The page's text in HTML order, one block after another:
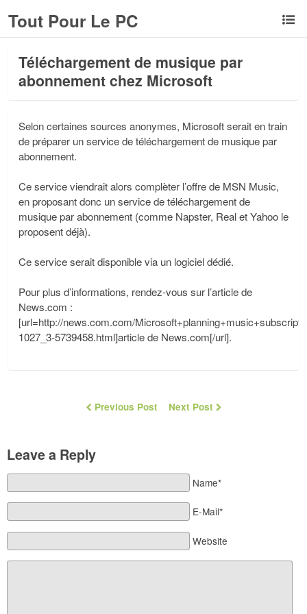
Tout Pour Le PC
Téléchargement de musique par
abonnement chez Microsoft
Selon certaines sources anonymes, Microsoft serait en train
de préparer un service de téléchargement de musique par
abonnement.
Ce service viendrait alors complèter l’offre de MSN Music,
en proposant donc un service de téléchargement de
musique par abonnement (comme Napster, Real et Yahoo le
proposent déjà).
Ce service serait disponible via un logiciel dédié.
Pour plus d’informations, rendez-vous sur l’article de
News.com :
[url=http://news.com.com/
1027_3-5739458.html]article de News.com[/url].
Previous Post Next Post
Leave a Reply
Name*
E-Mail*
Website